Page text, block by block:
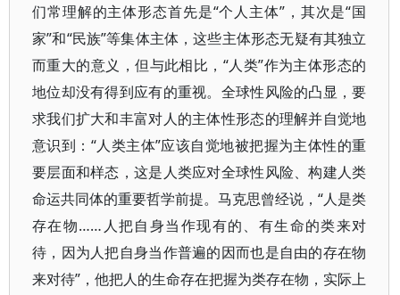
们常理解的主体形态首先是“个人主体”，其次是“国
家”和“民族”等集体主体，这些主体形态无疑有其独立
而重大的意义，但与此相比，“人类”作为主体形态的
地位却没有得到应有的重视。全球性风险的凸显，要
求我们扩大和丰富对人的主体性形态的理解并自觉地
意识到：“人类主体”应该自觉地被把握为主体性的重
要层面和样态，这是人类应对全球性风险、构建人类
命运共同体的重要哲学前提。马克思曾经说，“人是类
存在物……人把自身当作现有的、有生命的类来对
待，因为人把自身当作普遍的因而也是自由的存在物
来对待”，他把人的生命存在把握为类存在物，实际上